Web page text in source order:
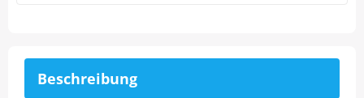
Beschreibung